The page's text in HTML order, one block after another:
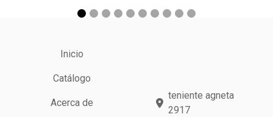
Inicio
Catálogo
Acerca de
teniente agneta
2917